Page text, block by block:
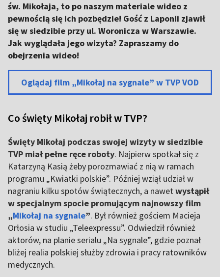
św. Mikołaja, to po naszym materiale wideo z
pewnością się ich pozbędzie! Gość z Laponii zjawił
się w siedzibie przy ul. Woronicza w Warszawie.
Jak wyglądała jego wizyta? Zapraszamy do
obejrzenia wideo!
Oglądaj film „Mikołaj na sygnale” w TVP VOD
Co święty Mikołaj robił w TVP?
Święty Mikołaj podczas swojej wizyty w siedzibie
TVP miał pełne ręce roboty. Najpierw spotkał się z
Katarzyną Kasią żeby porozmawiać z nią w ramach
programu „Kwiatki polskie”. Później wziął udział w
nagraniu kilku spotów świątecznych, a nawetwystąpił
w specjalnym spocie promującym najnowszy film
„Mikołaj na sygnale”. Był również gościem Macieja
Orłosia w studiu „Teleexpressu”. Odwiedził również
aktorów, na planie serialu „Na sygnale”, gdzie poznał
bliżej realia polskiej służby zdrowia i pracy ratowników
medycznych.